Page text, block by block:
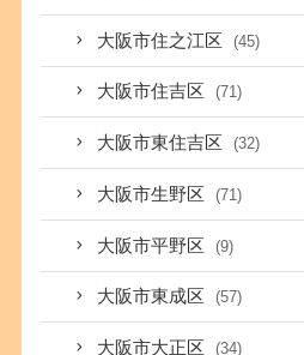
大阪市住之江区 (45)
大阪市住吉区 (71)
大阪市東住吉区 (32)
大阪市生野区 (71)
大阪市平野区 (9)
大阪市東成区 (57)
大阪市大正区 (34)